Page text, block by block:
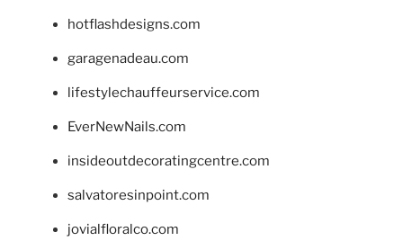
hotflashdesigns.com
garagenadeau.com
lifestylechauffeurservice.com
EverNewNails.com
insideoutdecoratingcentre.com
salvatoresinpoint.com
jovialfloralco.com